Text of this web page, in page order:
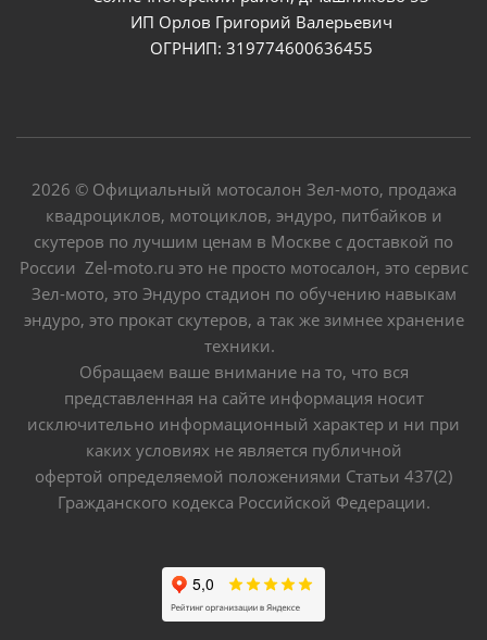
ИП Орлов Григорий Валерьевич
ОГРНИП: 319774600636455
2026 © Официальный мотосалон Зел-мото, продажа
квадроциклов, мотоциклов, эндуро, питбайков и
скутеров по лучшим ценам в Москве с доставкой по
России Zel-moto.ru это не просто мотосалон, это сервис
Зел-мото, это Эндуро стадион по обучению навыкам
эндуро, это прокат скутеров, а так же зимнее хранение
техники.
Обращаем ваше внимание на то, что вся
представленная на сайте информация носит
исключительно информационный характер и ни при
каких условиях не является публичной
офертой определяемой положениями Статьи 437(2)
Гражданского кодекса Российской Федерации.